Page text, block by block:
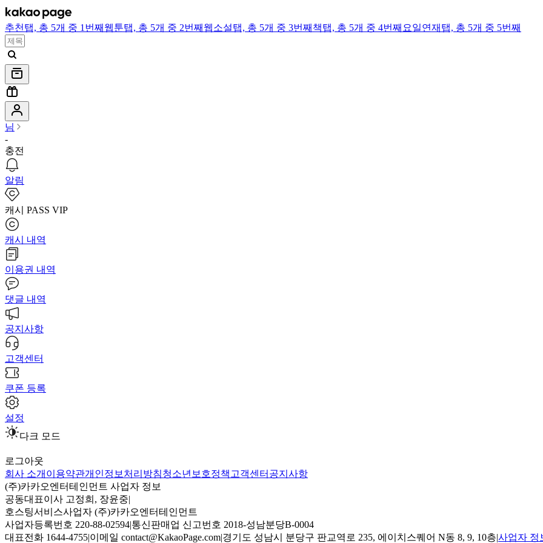
추천 탭, 총 5개 중 1번째 웹툰탭, 총 5개 중 2번째 웹소설탭, 총 5개 중 3번째 책탭, 총 5개 중 4번째 요일연재 탭, 총 5개 중 5번째
님
-
충전
알림
캐시 PASS VIP
캐시 내역
이용권 내역
댓글 내역
공지사항
고객센터
쿠폰 등록
설정
다크 모드
로그아웃
회사 소개 이용약관개인정보처리방침청소년보호정책 고객센터 공지사항
(주)카카오엔터테인먼트 사업자 정보
공동대표이사 고정희, 장윤중|
호스팅서비스사업자 (주)카카오엔터테인먼트
사업자등록번호 220-88-02594|통신판매업 신고번호 2018-성남분당B-0004
대표전화 1644-4755|이메일 contact@KakaoPage.com|경기도 성남시 분당구 판교역로 235, 에이치스퀘어 N동 8, 9, 10층|사업자 정